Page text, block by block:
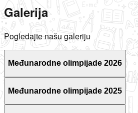
Galerija
Pogledajte našu galeriju
Međunarodne olimpijade 2026
Međunarodne olimpijade 2025